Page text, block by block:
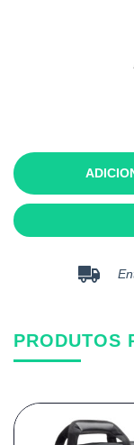
PRODUTOS